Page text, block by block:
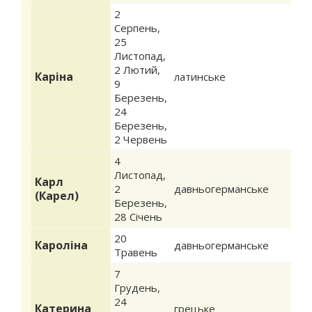
Каріна
2
Серпень,
25
Листопад,
2 Лютий,
9
Березень,
24
Березень,
2 Червень
латинське
Карл
(Карел)
4
Листопад,
2
Березень,
28 Січень
давньогерманське
Кароліна
20
Травень
давньогерманське
Катерина
7
Грудень,
24
грецьке